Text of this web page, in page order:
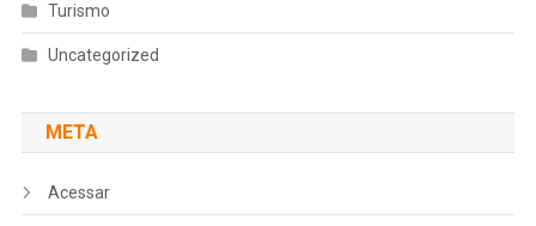
Turismo
Uncategorized
META
Acessar